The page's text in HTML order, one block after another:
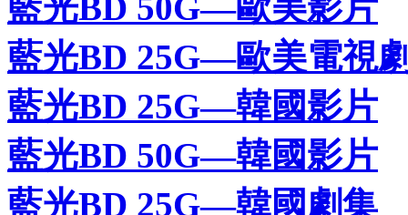
藍光BD 25G—歐美電視
藍光BD 25G—韓國影片
藍光BD 50G—韓國影片
藍光BD 25G—韓國劇集